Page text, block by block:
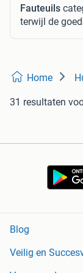
Fauteuils
terwijl de
Home
31 resultaten
Blog
Veilig en